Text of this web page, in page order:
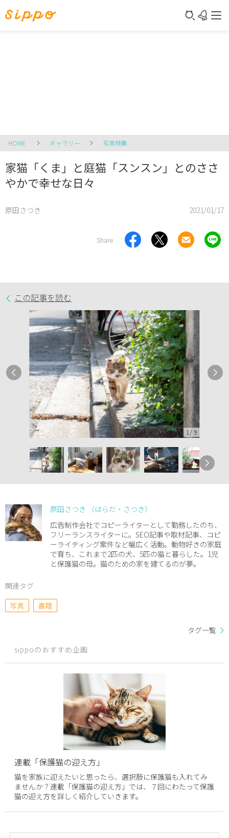
HOME ギャラリー 写真特集
家猫「くま」と庭猫「スンスン」とのささ
やかで幸せな日々
原田さつき 2021/01/17
Share
この記事を読む
1 / 9
原田さつき （はらだ・さつき）
広告制作会社でコピーライターとして勤務したのち、
フリーランスライターに。SEO記事や取材記事、コピ
ーライティング案件など幅広く活動。動物好きの家庭
で育ち、これまで2匹の犬、5匹の猫と暮らした。1児
と保護猫の母。猫のための家を建てるのが夢。
関連タグ
写真
書籍
タグ一覧
sippoのおすすめ企画
連載「保護猫の迎え方」
猫を家族に迎えたいと思ったら、選択肢に保護猫も入れてみ
ませんか？連載「保護猫の迎え方」では、７回にわたって保護
猫の迎え方を詳しく紹介していきます。